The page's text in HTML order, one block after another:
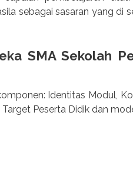
sebagai sasaran yang di
SMA Sekolah
Identitas Modul,
Target Peserta Didik dan